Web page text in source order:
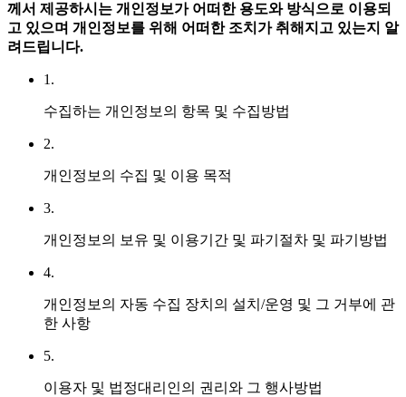
께서 제공하시는 개인정보가 어떠한 용도와 방식으로 이용되
고 있으며 개인정보를 위해 어떠한 조치가 취해지고 있는지 알
려드립니다.
1.
수집하는 개인정보의 항목 및 수집방법
2.
개인정보의 수집 및 이용 목적
3.
개인정보의 보유 및 이용기간 및 파기절차 및 파기방법
4.
개인정보의 자동 수집 장치의 설치/운영 및 그 거부에 관
한 사항
5.
이용자 및 법정대리인의 권리와 그 행사방법